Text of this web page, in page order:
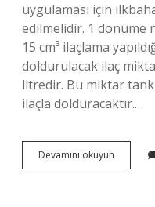
uygulaması için
edilmelidir. 1 dönüme
15 cm³ ilaçlama
doldurulacak ilaç
litredir. Bu miktar
ilaçla dolduracaktır.…
Devamını okuyun
Tarlasına